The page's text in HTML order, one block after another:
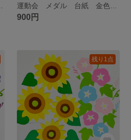
運動会 メダル 台紙 金色 保育
900円
残り1点